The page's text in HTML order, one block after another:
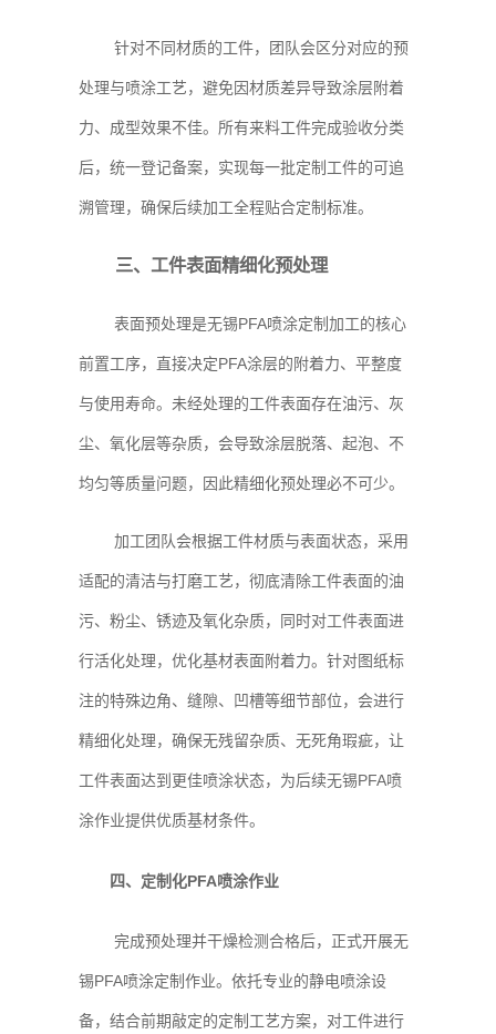
针对不同材质的工件，团队会区分对应的预
处理与喷涂工艺，避免因材质差异导致涂层附着
力、成型效果不佳。所有来料工件完成验收分类
后，统一登记备案，实现每一批定制工件的可追
溯管理，确保后续加工全程贴合定制标准。
三、工件表面精细化预处理
表面预处理是无锡PFA喷涂定制加工的核心
前置工序，直接决定PFA涂层的附着力、平整度
与使用寿命。未经处理的工件表面存在油污、灰
尘、氧化层等杂质，会导致涂层脱落、起泡、不
均匀等质量问题，因此精细化预处理必不可少。
加工团队会根据工件材质与表面状态，采用
适配的清洁与打磨工艺，彻底清除工件表面的油
污、粉尘、锈迹及氧化杂质，同时对工件表面进
行活化处理，优化基材表面附着力。针对图纸标
注的特殊边角、缝隙、凹槽等细节部位，会进行
精细化处理，确保无残留杂质、无死角瑕疵，让
工件表面达到更佳喷涂状态，为后续无锡PFA喷
涂作业提供优质基材条件。
四、定制化PFA喷涂作业
完成预处理并干燥检测合格后，正式开展无
锡PFA喷涂定制作业。依托专业的静电喷涂设
备，结合前期敲定的定制工艺方案，对工件进行